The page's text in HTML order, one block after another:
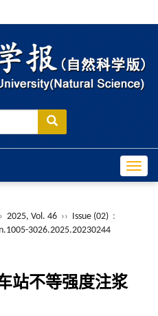
2025, Vol. 46 ›› Issue (02) :
3026.2025.20230244
站不等强度注浆